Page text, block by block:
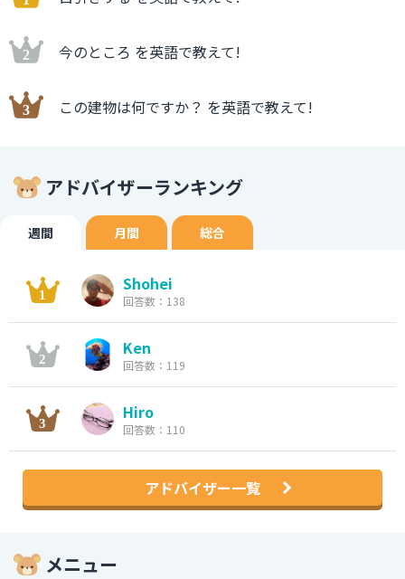
今のところ を英語で教えて!
この建物は何ですか？ を英語で教えて!
アドバイザーランキング
週間 月間 総合
Shohei
回答数：138
Ken
回答数：119
Hiro
回答数：110
アドバイザー一覧
メニュー